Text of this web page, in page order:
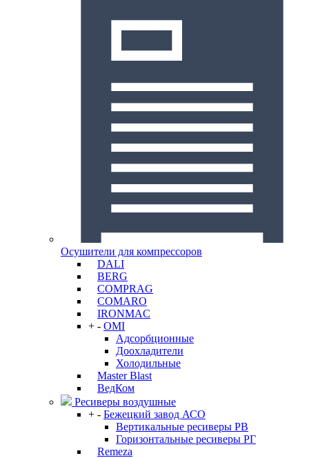
Осушители для компрессоров
DALI
BERG
COMPRAG
COMARO
IRONMAC
+ - OMI
Адсорбционные
Доохладители
Холодильные
Master Blast
ВедКом
Ресиверы воздушные
+ - Бежецкий завод АСО
Вертикальные ресиверы РВ
Горизонтальные ресиверы РГ
Remeza